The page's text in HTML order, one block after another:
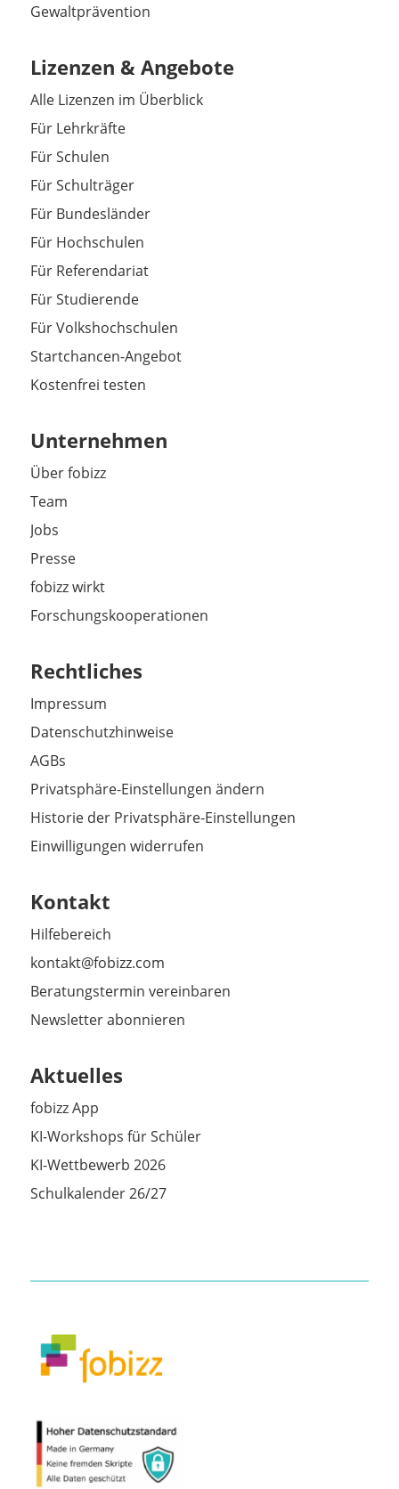
Gewaltprävention
Lizenzen & Angebote
Alle Lizenzen im Überblick
Für Lehrkräfte
Für Schulen
Für Schulträger
Für Bundesländer
Für Hochschulen
Für Referendariat
Für Studierende
Für Volkshochschulen
Startchancen-Angebot
Kostenfrei testen
Unternehmen
Über fobizz
Team
Jobs
Presse
fobizz wirkt
Forschungskooperationen
Rechtliches
Impressum
Datenschutzhinweise
AGBs
Privatsphäre-Einstellungen ändern
Historie der Privatsphäre-Einstellungen
Einwilligungen widerrufen
Kontakt
Hilfebereich
kontakt@fobizz.com
Beratungstermin vereinbaren
Newsletter abonnieren
Aktuelles
fobizz App
KI-Workshops für Schüler
KI-Wettbewerb 2026
Schulkalender 26/27